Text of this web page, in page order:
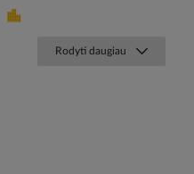
Rodyti daugiau